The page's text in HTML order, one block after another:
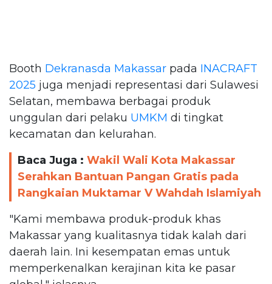
Booth Dekranasda Makassar pada INACRAFT
2025 juga menjadi representasi dari Sulawesi
Selatan, membawa berbagai produk
unggulan dari pelaku UMKM di tingkat
kecamatan dan kelurahan.
Baca Juga : Wakil Wali Kota Makassar
Serahkan Bantuan Pangan Gratis pada
Rangkaian Muktamar V Wahdah Islamiyah
"Kami membawa produk-produk khas
Makassar yang kualitasnya tidak kalah dari
daerah lain. Ini kesempatan emas untuk
memperkenalkan kerajinan kita ke pasar